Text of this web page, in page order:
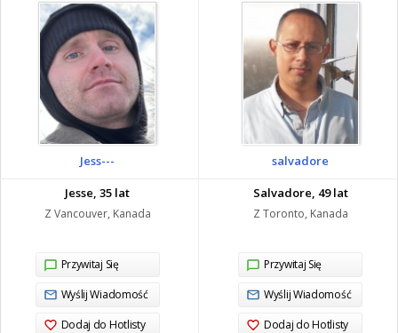
Jess---
Jesse, 35 lat
Z Vancouver, Kanada
Przywitaj Się
Wyślij Wiadomość
Dodaj do Hotlisty
salvadore
Salvadore, 49 lat
Z Toronto, Kanada
Przywitaj Się
Wyślij Wiadomość
Dodaj do Hotlisty